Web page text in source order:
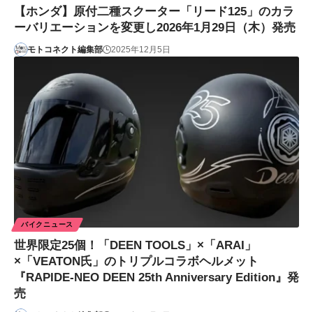
【ホンダ】原付二種スクーター「リード125」のカラ
ーバリエーションを変更し2026年1月29日（木）発売
モトコネクト編集部 2025年12月5日
バイクニュース
世界限定25個！「DEEN TOOLS」×「ARAI」
×「VEATON氏」のトリプルコラボヘルメット
『RAPIDE-NEO DEEN 25th Anniversary Edition』発
売